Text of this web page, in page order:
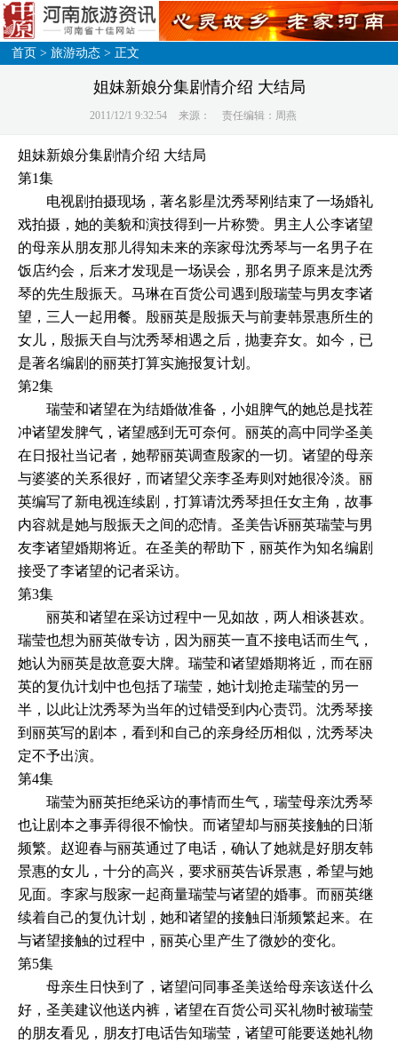
首页 >旅游动态 > 正文
姐妹新娘分集剧情介绍 大结局
2011/12/1 9:32:54 来源： 责任编辑：周燕
姐妹新娘分集剧情介绍 大结局
第1集
电视剧拍摄现场，著名影星沈秀琴刚结束了一场婚礼
戏拍摄，她的美貌和演技得到一片称赞。男主人公李诸望
的母亲从朋友那儿得知未来的亲家母沈秀琴与一名男子在
饭店约会，后来才发现是一场误会，那名男子原来是沈秀
琴的先生殷振天。马琳在百货公司遇到殷瑞莹与男友李诸
望，三人一起用餐。殷丽英是殷振天与前妻韩景惠所生的
女儿，殷振天自与沈秀琴相遇之后，抛妻弃女。如今，已
是著名编剧的丽英打算实施报复计划。
第2集
瑞莹和诸望在为结婚做准备，小姐脾气的她总是找茬
冲诸望发脾气，诸望感到无可奈何。丽英的高中同学圣美
在日报社当记者，她帮丽英调查殷家的一切。诸望的母亲
与婆婆的关系很好，而诸望父亲李圣寿则对她很冷淡。丽
英编写了新电视连续剧，打算请沈秀琴担任女主角，故事
内容就是她与殷振天之间的恋情。圣美告诉丽英瑞莹与男
友李诸望婚期将近。在圣美的帮助下，丽英作为知名编剧
接受了李诸望的记者采访。
第3集
丽英和诸望在采访过程中一见如故，两人相谈甚欢。
瑞莹也想为丽英做专访，因为丽英一直不接电话而生气，
她认为丽英是故意耍大牌。瑞莹和诸望婚期将近，而在丽
英的复仇计划中也包括了瑞莹，她计划抢走瑞莹的另一
半，以此让沈秀琴为当年的过错受到内心责罚。沈秀琴接
到丽英写的剧本，看到和自己的亲身经历相似，沈秀琴决
定不予出演。
第4集
瑞莹为丽英拒绝采访的事情而生气，瑞莹母亲沈秀琴
也让剧本之事弄得很不愉快。而诸望却与丽英接触的日渐
频繁。赵迎春与丽英通过了电话，确认了她就是好朋友韩
景惠的女儿，十分的高兴，要求丽英告诉景惠，希望与她
见面。李家与殷家一起商量瑞莹与诸望的婚事。而丽英继
续着自己的复仇计划，她和诸望的接触日渐频繁起来。在
与诸望接触的过程中，丽英心里产生了微妙的变化。
第5集
母亲生日快到了，诸望问同事圣美送给母亲该送什么
好，圣美建议他送内裤，诸望在百货公司买礼物时被瑞莹
的朋友看见，朋友打电话告知瑞莹，诸望可能要送她礼物